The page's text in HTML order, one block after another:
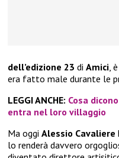
dell’edizione 23 di Amici,
era fatto male durante le
LEGGI ANCHE: Cosa
entra nel loro villaggio
Ma oggi Alessio Cavaliere
lo renderà davvero